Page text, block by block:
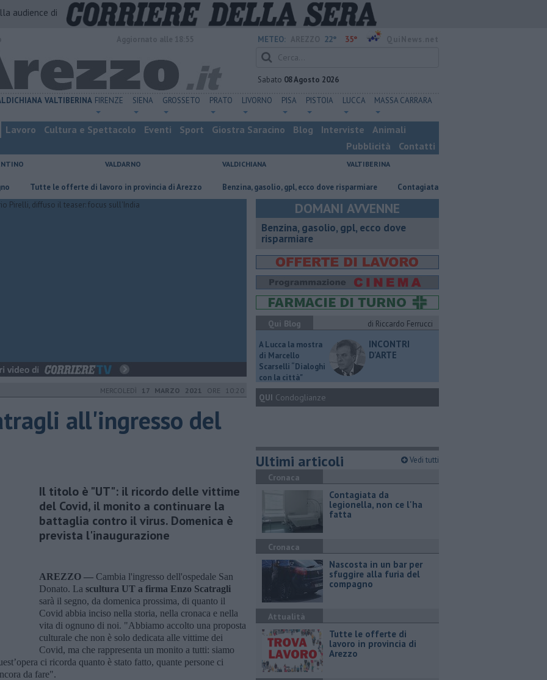
audience di
METEO: 22° 35°
Sabato 08 Agosto 2026
VALTIBERINA FIRENZE SIENA GROSSETO PRATO LIVORNO PISA PISTOIA LUCCA MASSA CARRARA
Lavoro Cultura e Spettacolo Eventi Sport Giostra Saracino Blog Interviste
Animali
Pubblicità
Contatti
VALDARNO VALDICHIANA VALTIBERINA
​Tutte le offerte di lavoro in provincia di Arezzo ​Benzina, gasolio, gpl, ecco dove risparmiare Contagiata da legionella, non ce l'ha fatta
MERCOLEDÌ 17 MARZO 2021 ORE 10:20
all'ingresso del
Il titolo è "UT": il ricordo delle vittime
del Covid, il monito a continuare la
battaglia contro il virus. Domenica è
prevista l'inaugurazione
AREZZO — Cambia l'ingresso dell'ospedale San
Donato. La scultura UT a firma Enzo Scatragli
sarà il segno, da domenica prossima, di quanto il
Covid abbia inciso nella storia, nella cronaca e nella
vita di ognuno di noi. "Abbiamo accolto una proposta
culturale che non è solo dedicata alle vittime dei
Covid, ma che rappresenta un monito a tutti: siamo
ci ricorda quanto è stato fatto, quante persone ci
da fare".
DOMANI AVVENNE
​Benzina, gasolio, gpl, ecco dove
risparmiare
Qui Blog
di Riccardo Ferrucci
A Lucca la mostra
di Marcello
Scarselli “Dialoghi
con la città"
INCONTRI
D'ARTE
QUI Condoglianze
Ultimi articoli Vedi tutti
Cronaca
Contagiata da
legionella, non ce l'ha
fatta
Cronaca
Nascosta in un bar per
sfuggire alla furia del
compagno
Attualità
​Tutte le offerte di
lavoro in provincia di
Arezzo